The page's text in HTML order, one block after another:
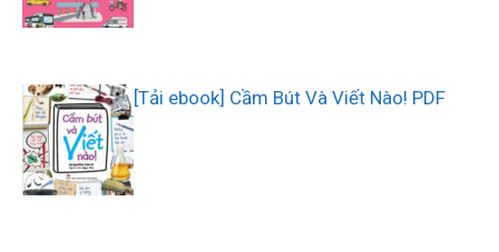
[Tải ebook] Cầm Bút Và Viết Nào! PDF